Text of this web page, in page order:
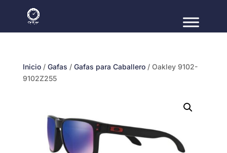
Inicio/ Gafas / Gafas para Caballero/ Oakley 9102-
9102Z255